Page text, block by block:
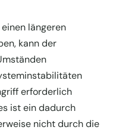
längeren
kann der
erforderlich
ist ein dadurch
nicht durch die